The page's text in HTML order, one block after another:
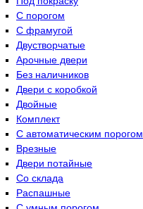
С порогом
С фрамугой
Двустворчатые
Арочные двери
Без наличников
Двери с коробкой
Двойные
Комплект
С автоматическим порогом
Врезные
Двери потайные
Со склада
Распашные